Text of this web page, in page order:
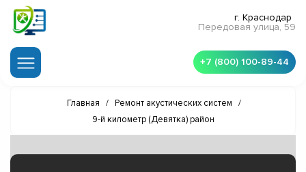
г. Краснодар
Передовая улица, 59
+7 (800) 100-89-44
Главная / Ремонт акустических систем
/
9-й километр (Девятка) район